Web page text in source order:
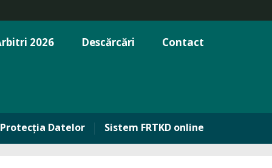
2026 Descărcări Contact
Protecția Datelor Sistem FRTKD online